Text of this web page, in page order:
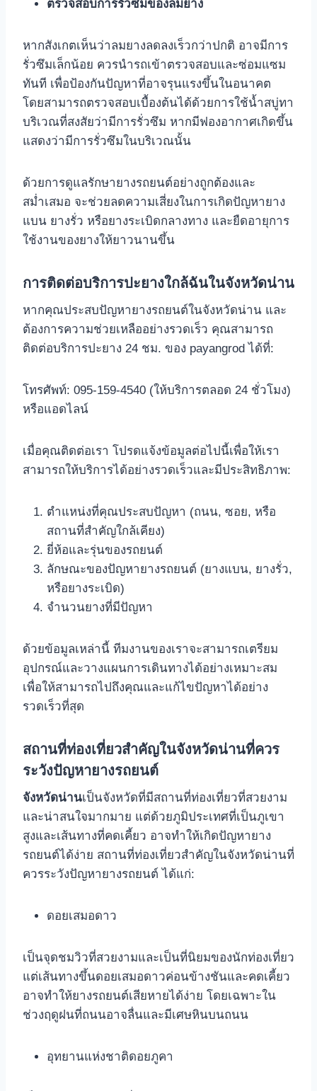
ตรวจสอบการรั่วซึมของลมยาง
หากสังเกตเห็นว่าลมยางลดลงเร็วกว่าปกติ อาจมีการ
รั่วซึมเล็กน้อย ควรนำรถเข้าตรวจสอบและซ่อมแซม
ทันที เพื่อป้องกันปัญหาที่อาจรุนแรงขึ้นในอนาคต
โดยสามารถตรวจสอบเบื้องต้นได้ด้วยการใช้น้ำสบู่ทา
บริเวณที่สงสัยว่ามีการรั่วซึม หากมีฟองอากาศเกิดขึ้น
แสดงว่ามีการรั่วซึมในบริเวณนั้น
ด้วยการดูแลรักษายางรถยนต์อย่างถูกต้องและ
สม่ำเสมอ จะช่วยลดความเสี่ยงในการเกิดปัญหายาง
แบน ยางรั่ว หรือยางระเบิดกลางทาง และยืดอายุการ
ใช้งานของยางให้ยาวนานขึ้น
การติดต่อบริการปะยางใกล้ฉันในจังหวัดน่าน
หากคุณประสบปัญหายางรถยนต์ในจังหวัดน่าน และ
ต้องการความช่วยเหลืออย่างรวดเร็ว คุณสามารถ
ติดต่อบริการปะยาง 24 ชม. ของ payangrod ได้ที่:
โทรศัพท์: 095-159-4540 (ให้บริการตลอด 24 ชั่วโมง)
หรือแอดไลน์
เมื่อคุณติดต่อเรา โปรดแจ้งข้อมูลต่อไปนี้เพื่อให้เรา
สามารถให้บริการได้อย่างรวดเร็วและมีประสิทธิภาพ:
ตำแหน่งที่คุณประสบปัญหา (ถนน, ซอย, หรือ
สถานที่สำคัญใกล้เคียง)
ยี่ห้อและรุ่นของรถยนต์
ลักษณะของปัญหายางรถยนต์ (ยางแบน, ยางรั่ว,
หรือยางระเบิด)
จำนวนยางที่มีปัญหา
ด้วยข้อมูลเหล่านี้ ทีมงานของเราจะสามารถเตรียม
อุปกรณ์และวางแผนการเดินทางได้อย่างเหมาะสม
เพื่อให้สามารถไปถึงคุณและแก้ไขปัญหาได้อย่าง
รวดเร็วที่สุด
สถานที่ท่องเที่ยวสำคัญในจังหวัดน่านที่ควร
ระวังปัญหายางรถยนต์
จังหวัดน่านเป็นจังหวัดที่มีสถานที่ท่องเที่ยวที่สวยงาม
และน่าสนใจมากมาย แต่ด้วยภูมิประเทศที่เป็นภูเขา
สูงและเส้นทางที่คดเคี้ยว อาจทำให้เกิดปัญหายาง
รถยนต์ได้ง่าย สถานที่ท่องเที่ยวสำคัญในจังหวัดน่านที่
ควรระวังปัญหายางรถยนต์ ได้แก่:
ดอยเสมอดาว
เป็นจุดชมวิวที่สวยงามและเป็นที่นิยมของนักท่องเที่ยว
แต่เส้นทางขึ้นดอยเสมอดาวค่อนข้างชันและคดเคี้ยว
อาจทำให้ยางรถยนต์เสียหายได้ง่าย โดยเฉพาะใน
ช่วงฤดูฝนที่ถนนอาจลื่นและมีเศษหินบนถนน
อุทยานแห่งชาติดอยภูคา